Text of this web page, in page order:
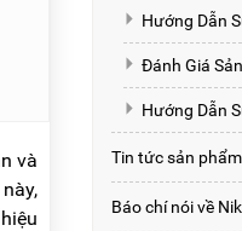
và
Hướng Dẫn
Đánh Giá
Hướng Dẫn
Tin tức sản phẩm
Báo chí nói về